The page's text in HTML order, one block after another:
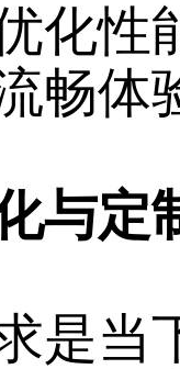
化性
畅体
与定
是当